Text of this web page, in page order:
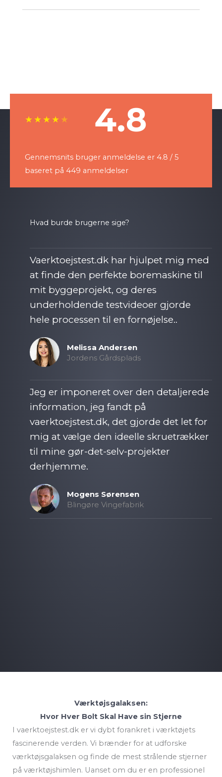
4.8
★★★★ ★
Gennemsnits bruger anmeldelse er 4.8 / 5
baseret på 449 anmeldelser
Hvad burde brugerne sige?
Vaerktoejstest.dk har hjulpet mig med
at finde den perfekte boremaskine til
mit byggeprojekt, og deres
underholdende testvideoer gjorde
hele processen til en fornøjelse..​
Melissa Andersen​
Jordens Gårdsplads
Jeg er imponeret over den detaljerede
information, jeg fandt på
vaerktoejstest.dk, det gjorde det let for
mig at vælge den ideelle skruetrækker
til mine gør-det-selv-projekter
derhjemme.​
Mogens Sørensen​
Blingøre Vingefabrik
Værktøjsgalaksen:
Hvor Hver Bolt Skal Have sin Stjerne
I vaerktoejstest.dk er vi dybt forankret i værktøjets
fascinerende verden. Vi brænder for at udforske
værktøjsgalaksen og finde de mest strålende stjerner
på værktøjshimlen. Uanset om du er en professionel